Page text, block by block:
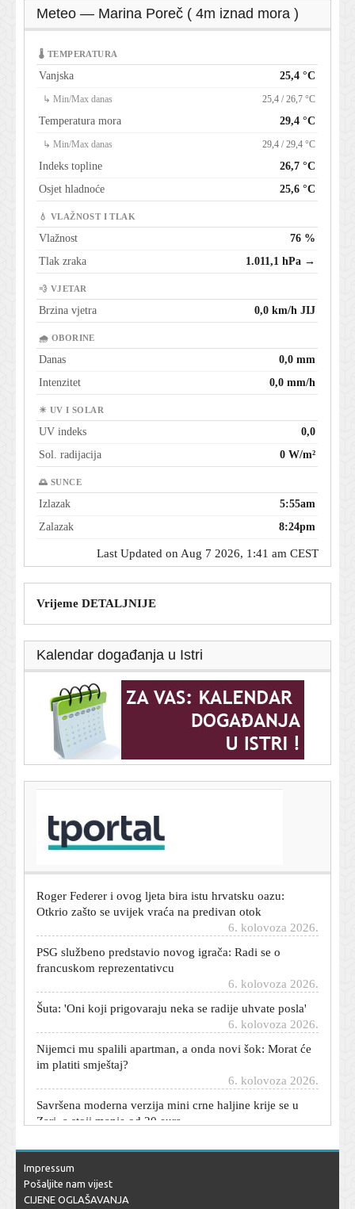
Meteo — Marina Poreč ( 4m iznad mora )
🌡 TEMPERATURA
Vanjska 25,4 °C
↳ Min/Max danas 25,4 / 26,7 °C
Temperatura mora 29,4 °C
↳ Min/Max danas 29,4 / 29,4 °C
Indeks topline
26,7 °C
Osjet hladnoće
25,6 °C
💧 VLAŽNOST I TLAK
Vlažnost
76 %
Tlak zraka
1.011,1 hPa →
💨 VJETAR
Brzina vjetra 0,0 km/h JIJ
🌧 OBORINE
Danas
0,0 mm
Intenzitet
0,0 mm/h
☀ UV I SOLAR
UV indeks
0,0
Sol. radijacija
0 W/m²
🌅 SUNCE
Izlazak
5:55am
Zalazak
8:24pm
Last Updated on Aug 7 2026, 1:41 am CEST
Vrijeme DETALJNIJE
Kalendar događanja u Istri
Bjeloruski migranti kopaju tunele prema Europi: Dosad
su ih našli već 12
Otkrio zašto se uvijek vraća na predivan otok
6. kolovoza 2026.
francuskom reprezentativcu
6. kolovoza 2026.
im platiti smještaj?
Zari, a stoji manje od 20 eura
6. kolovoza 2026.
Pukštasa su s tribine gađali bocama. Garcia: 'I u
Hrvatskoj...'
Impressum
Pošaljite nam vijest
CIJENE OGLAŠAVANJA